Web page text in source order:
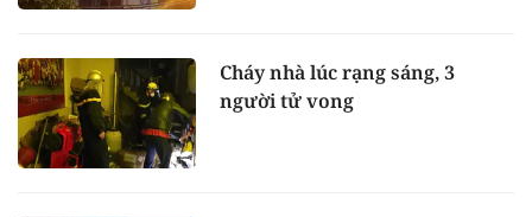
Cháy nhà lúc rạng sáng, 3
người tử vong